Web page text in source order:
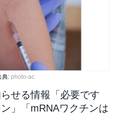
典: photo-ac
せる情報「必要です
」「mRNAワクチンは